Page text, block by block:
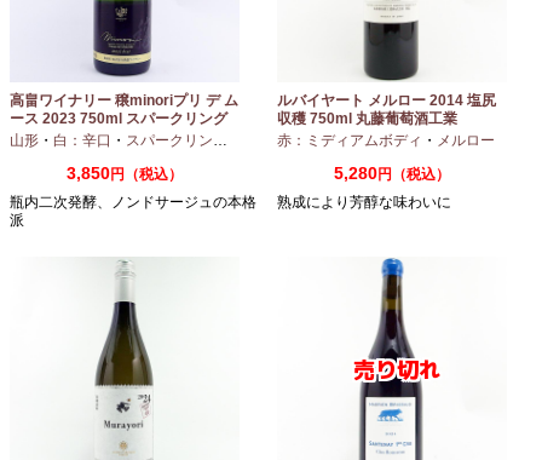
高畠ワイナリー 穣minoriプリ デ ム
ース 2023 750ml スパークリング
ワイン
山形 ・ 白：辛口 ・ スパークリングワイン ・シャルドネ
3,850円（税込）
瓶内二次発酵、ノンドサージュの本格
派
ルバイヤート メルロー 2014 塩尻
収穫 750ml 丸藤葡萄酒工業
赤：ミディアムボディ ・ メルロー
5,280円（税込）
熟成により芳醇な味わいに